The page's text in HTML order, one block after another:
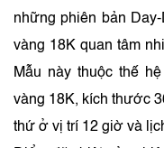
những phiên bản
vàng 18K quan tâm
Mẫu này thuộc thế
vàng 18K, kích thước
thứ ở vị trí 12 giờ và